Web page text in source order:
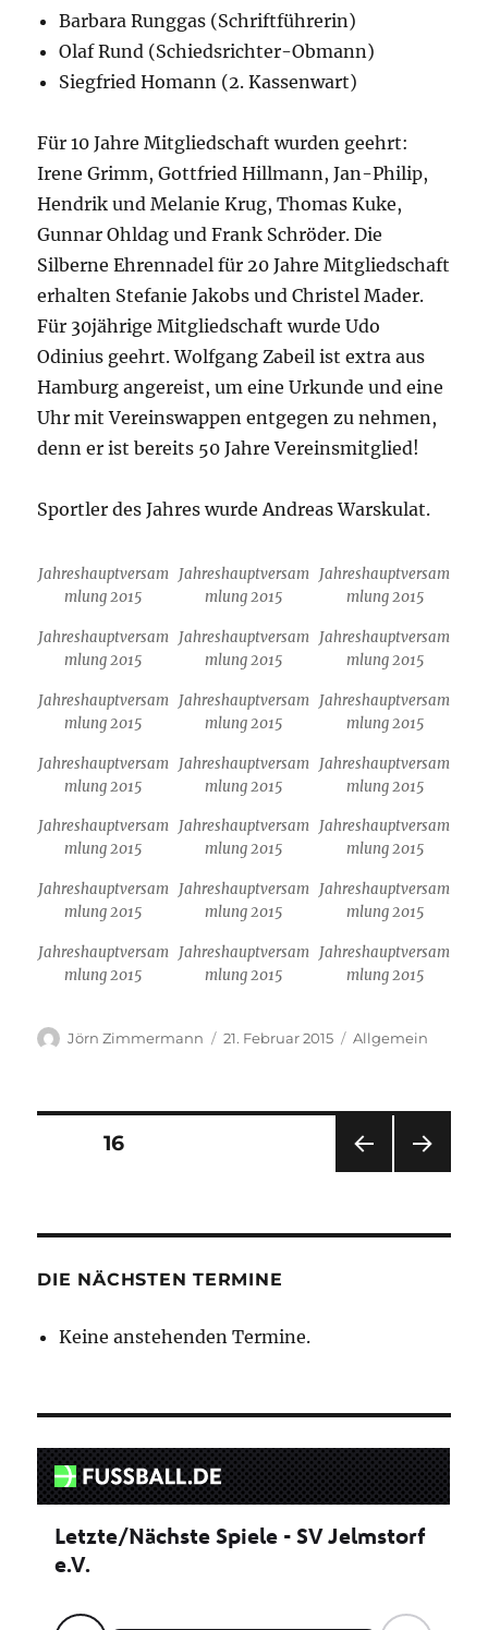
Barbara Runggas (Schriftführerin)
Olaf Rund (Schiedsrichter-Obmann)
Siegfried Homann (2. Kassenwart)
Für 10 Jahre Mitgliedschaft wurden geehrt:
Irene Grimm, Gottfried Hillmann, Jan-Philip,
Hendrik und Melanie Krug, Thomas Kuke,
Gunnar Ohldag und Frank Schröder. Die
Silberne Ehrennadel für 20 Jahre Mitgliedschaft
erhalten Stefanie Jakobs und Christel Mader.
Für 30jährige Mitgliedschaft wurde Udo
Odinius geehrt. Wolfgang Zabeil ist extra aus
Hamburg angereist, um eine Urkunde und eine
Uhr mit Vereinswappen entgegen zu nehmen,
denn er ist bereits 50 Jahre Vereinsmitglied!
Sportler des Jahres wurde Andreas Warskulat.
Jahreshauptversam
mlung 2015
Jahreshauptversam
mlung 2015
Jahreshauptversam
mlung 2015
Jahreshauptversam
mlung 2015
Jahreshauptversam
mlung 2015
Jahreshauptversam
mlung 2015
Jahreshauptversam
mlung 2015
Jahreshauptversam
mlung 2015
Jahreshauptversam
mlung 2015
Jahreshauptversam
mlung 2015
Jahreshauptversam
mlung 2015
Jahreshauptversam
mlung 2015
Jahreshauptversam
mlung 2015
Jahreshauptversam
mlung 2015
Jahreshauptversam
mlung 2015
Jahreshauptversam
mlung 2015
Jahreshauptversam
mlung 2015
Jahreshauptversam
mlung 2015
Jahreshauptversam
mlung 2015
Jahreshauptversam
mlung 2015
Jahreshauptversam
mlung 2015
Autor
Jörn Zimmermann
Veröffentlicht
21. Februar 2015 Kategorien
Allgemein
Seitennummerierung
Beiträge
SEIT
SEITE16
E
DIE NÄCHSTEN TERMINE
Keine anstehenden Termine.